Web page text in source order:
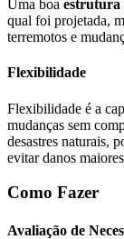
Uma boa estrutura
qual foi projetada,
terremotos e
Flexibilidade
Flexibilidade é a
mudanças sem
desastres naturais,
evitar danos
Como Fazer
Avaliação de